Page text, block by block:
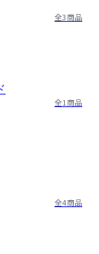
全3商品
全1商品
全4商品